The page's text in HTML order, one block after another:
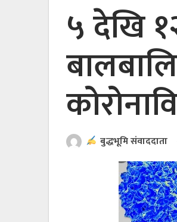
५ देखि
बुद्धभूमि संवाददाता